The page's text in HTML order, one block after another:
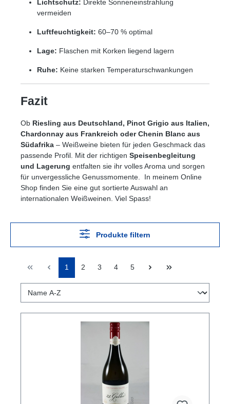
Lichtschutz: Direkte Sonneneinstrahlung
vermeiden
Luftfeuchtigkeit: 60–70 % optimal
Lage: Flaschen mit Korken liegend lagern
Ruhe: Keine starken Temperaturschwankungen
Fazit
Ob Riesling aus Deutschland, Pinot Grigio aus Italien,
Chardonnay aus Frankreich oder Chenin Blanc aus
Südafrika – Weißweine bieten für jeden Geschmack das
passende Profil. Mit der richtigen Speisenbegleitung
und Lagerung entfalten sie ihr volles Aroma und sorgen
für unvergessliche Genussmomente. In meinem Online
Shop finden Sie eine gut sortierte Auswahl an
internationalen Weißweinen. Viel Spass!
Produkte filtern
1 2 3 4 5